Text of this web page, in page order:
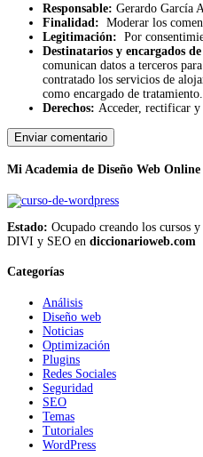
Responsable: Gerardo García
Finalidad: Moderar los
Legitimación: Por
Destinatarios y encargados
comunican datos a terceros
contratado los servicios de
como encargado de tratamiento.
Derechos: Acceder, rectificar y
Mi Academia de Diseño Web Online
Estado: Ocupado creando los cursos
DIVI y SEO en diccionarioweb.com
Categorías
Análisis
Diseño web
Noticias
Optimización
Plugins
Redes Sociales
Seguridad
SEO
Temas
Tutoriales
WordPress